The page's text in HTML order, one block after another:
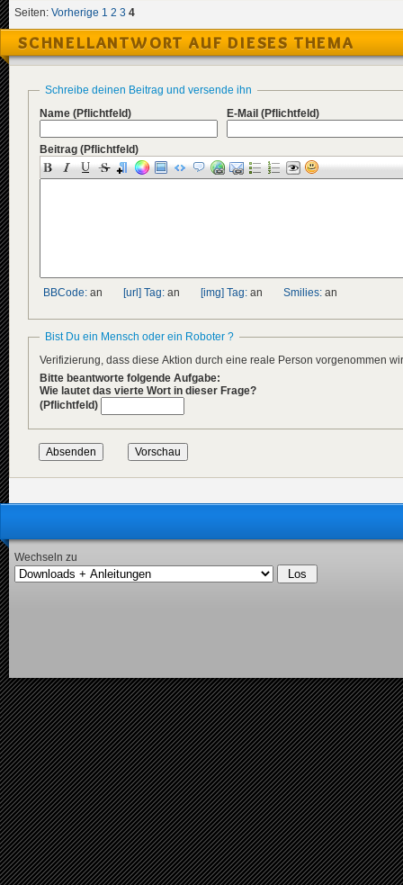
Seiten: Vorherige 1 2 3 4
SCHNELLANTWORT AUF DIESES THEMA
Schreibe deinen Beitrag und versende ihn
Name (Pflichtfeld) E-Mail (Pflichtfeld)
Beitrag (Pflichtfeld)
BBCode: an [url] Tag: an [img] Tag: an Smilies: an
Bist Du ein Mensch oder ein Roboter ?
Verifizierung, dass diese Aktion durch eine reale Person vorgenommen
Bitte beantworte folgende Aufgabe:
Wie lautet das vierte Wort in dieser Frage?
(Pflichtfeld)
Wechseln zu